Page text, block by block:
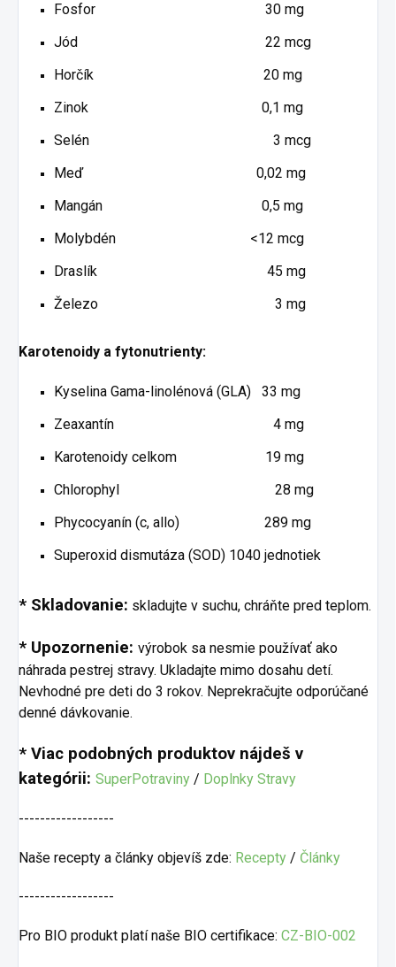
Fosfor 30 mg
Jód 22 mcg
Horčík 20 mg
Zinok 0,1 mg
Selén 3 mcg
Meď 0,02 mg
Mangán 0,5 mg
Molybdén <12 mcg
Draslík 45 mg
Železo 3 mg
Karotenoidy a fytonutrienty:
Kyselina Gama-linolénová (GLA) 33 mg
Zeaxantín 4 mg
Karotenoidy celkom 19 mg
Chlorophyl 28 mg
Phycocyanín (c, allo) 289 mg
Superoxid dismutáza (SOD) 1040 jednotiek
* Skladovanie: skladujte v suchu, chráňte pred teplom.
* Upozornenie: výrobok sa nesmie používať ako
náhrada pestrej stravy. Ukladajte mimo dosahu detí.
Nevhodné pre deti do 3 rokov. Neprekračujte odporúčané
denné dávkovanie.
* Viac podobných produktov nájdeš v
kategórii: SuperPotraviny / Doplnky Stravy
------------------
Naše recepty a články objevíš zde: Recepty / Články
------------------
Pro BIO produkt platí naše BIO certifikace: CZ-BIO-002